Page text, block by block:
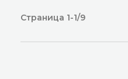
Страница 1-1/9